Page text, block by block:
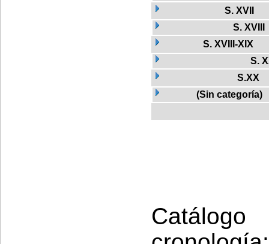
S. XVII
S. XVIII
S. XVIII-XIX
S.
S.XX
(Sin categoría)